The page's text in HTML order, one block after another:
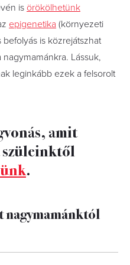
is örökölhetünk
epigenetika (környezeti
is közrejátszhat
Lássuk,
leginkább ezek a felsorolt
amit
szüleinktől
.
nagymamánktól